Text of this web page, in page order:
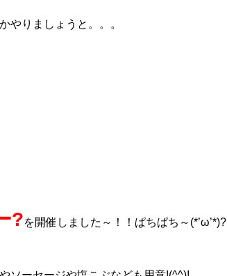
やりましょうと。。。
?を開催しました～！！ぱちぱち～(*’ω’*)?